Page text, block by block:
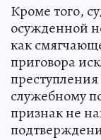
Кроме того,
осужденной
как
приговора
служебному
признак не